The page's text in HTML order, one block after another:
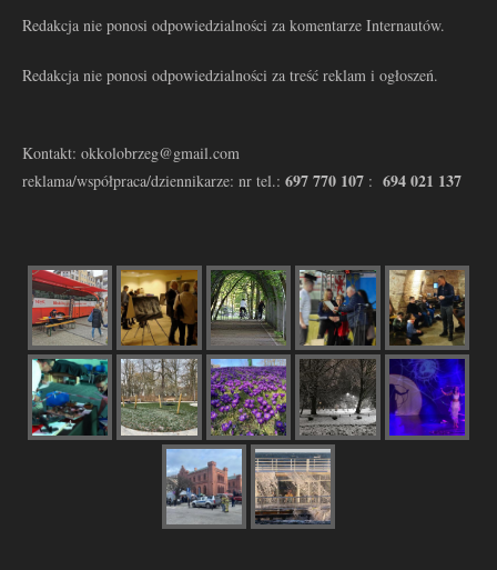
Redakcja nie ponosi odpowiedzialności za komentarze Internautów.
Redakcja nie ponosi odpowiedzialności za treść reklam i ogłoszeń.
Kontakt: okkolobrzeg@gmail.com
reklama/współpraca/dziennikarze: nr tel.: 697 770 107 : 694 021 137